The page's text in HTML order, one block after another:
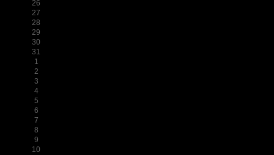
26
27
28
29
30
31
1
2
3
4
5
6
7
8
9
10